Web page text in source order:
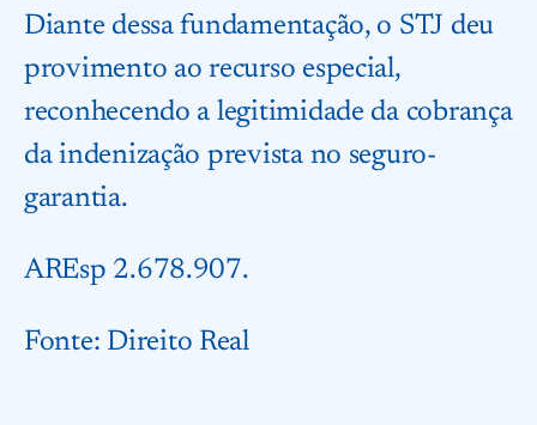
Diante dessa fundamentação, o STJ deu
provimento ao recurso especial,
reconhecendo a legitimidade da cobrança
da indenização prevista no seguro-
garantia.
AREsp 2.678.907.
Fonte: Direito Real